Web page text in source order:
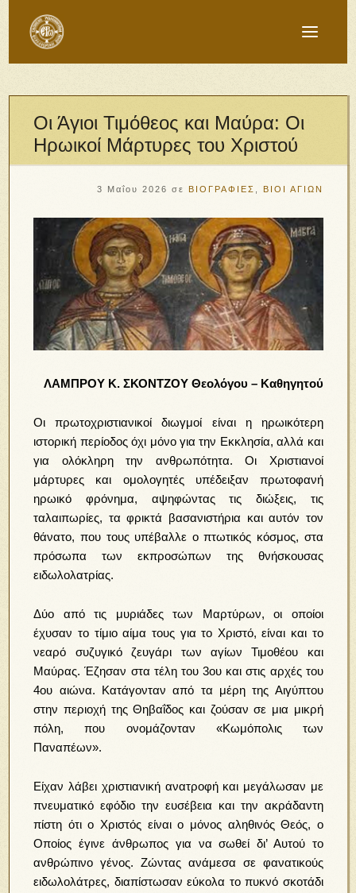
Οι Άγιοι Τιμόθεος και Μαύρα: Οι
Ηρωικοί Μάρτυρες του Χριστού
3 Μαΐου 2026 σε ΒΙΟΓΡΑΦΙΕΣ ΒΙΟΙ ΑΓΙΩΝ
ΛΑΜΠΡΟΥ Κ. ΣΚΟΝΤΖΟΥ Θεολόγου – Καθηγητού
Οι πρωτοχριστιανικοί διωγμοί είναι η ηρωικότερη
ιστορική περίοδος όχι μόνο για την Εκκλησία, αλλά και
για ολόκληρη την ανθρωπότητα. Οι Χριστιανοί
μάρτυρες και ομολογητές υπέδειξαν πρωτοφανή
ηρωικό φρόνημα, αψηφώντας τις διώξεις, τις
ταλαιπωρίες, τα φρικτά βασανιστήρια και αυτόν τον
θάνατο, που τους υπέβαλλε ο πτωτικός κόσμος, στα
πρόσωπα των εκπροσώπων της θνήσκουσας
ειδωλολατρίας.
Δύο από τις μυριάδες των Μαρτύρων, οι οποίοι
έχυσαν το τίμιο αίμα τους για το Χριστό, είναι και το
νεαρό συζυγικό ζευγάρι των αγίων Τιμοθέου και
Μαύρας. Έζησαν στα τέλη του 3ου και στις αρχές του
4ου αιώνα. Κατάγονταν από τα μέρη της Αιγύπτου
στην περιοχή της Θηβαΐδος και ζούσαν σε μια μικρή
πόλη, που ονομάζονταν «Κωμόπολις των
Παναπέων».
Είχαν λάβει χριστιανική ανατροφή και μεγάλωσαν με
πνευματικό εφόδιο την ευσέβεια και την ακράδαντη
πίστη ότι ο Χριστός είναι ο μόνος αληθινός Θεός, ο
Οποίος έγινε άνθρωπος για να σωθεί δι’ Αυτού το
ανθρώπινο γένος. Ζώντας ανάμεσα σε φανατικούς
ειδωλολάτρες, διαπίστωσαν εύκολα το πυκνό σκοτάδι